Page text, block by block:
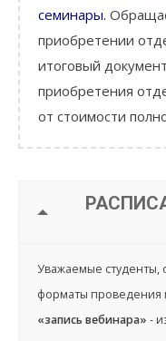
семинары.
приобретении
итоговый
приобретения
от стоимости
Уважаемые
форматы проведения
«запись вебинара» -